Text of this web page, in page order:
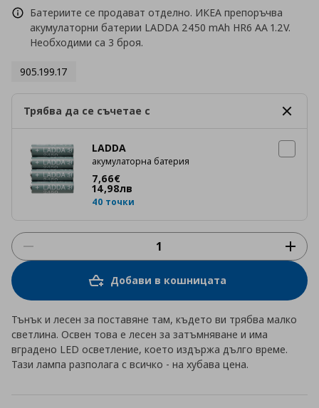
Батериите се продават отделно. ИКЕА препоръчва
акумулаторни батерии LADDA 2450 mAh HR6 AA 1.2V.
Необходими са 3 броя.
905.199.17
Трябва да се съчетае с
LADDA
акумулаторна батерия
7,66€
Цена
14,98лв
40 точки
Добави в кошницата
Тънък и лесен за поставяне там, където ви трябва малко
светлина. Освен това е лесен за затъмняване и има
вградено LED осветление, което издържа дълго време.
Тази лампа разполага с всичко - на хубава цена.